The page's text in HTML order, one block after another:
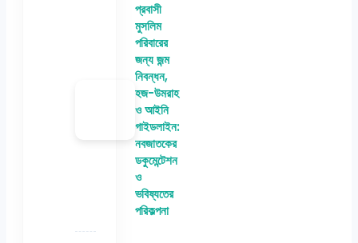
প্রবাসী
মুসলিম
পরিবারের
জন্য জন্ম
নিবন্ধন,
হজ-উমরাহ
ও আইনি
গাইডলাইন:
নবজাতকের
ডকুমেন্টেশন
ও
ভবিষ্যতের
পরিকল্পনা